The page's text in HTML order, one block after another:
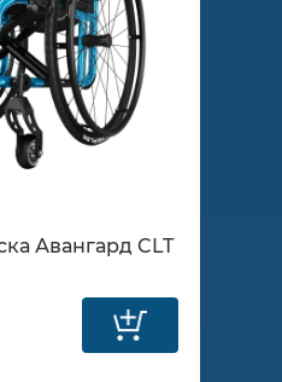
Авангард CLT